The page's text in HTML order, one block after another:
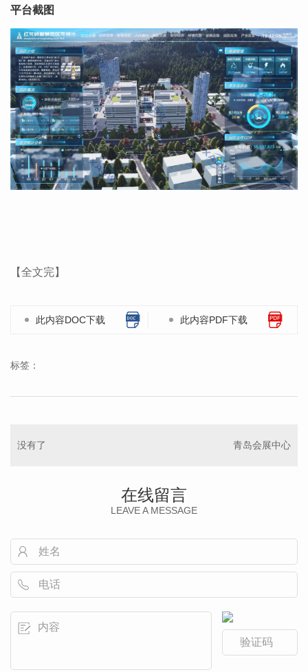
平台截图
【全文完】
此内容DOC下载 此内容PDF下载
标签：
没有了 青岛会展中心
在线留言
LEAVE A MESSAGE